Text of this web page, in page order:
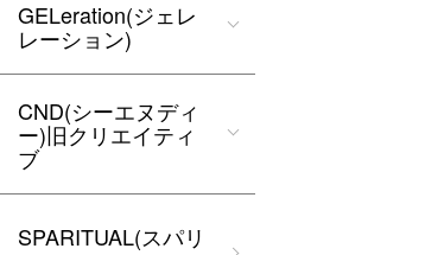
GELeration(ジェレ
レーション)
CND(シーエヌディ
ー)旧クリエイティ
ブ
SPARITUAL(スパリ